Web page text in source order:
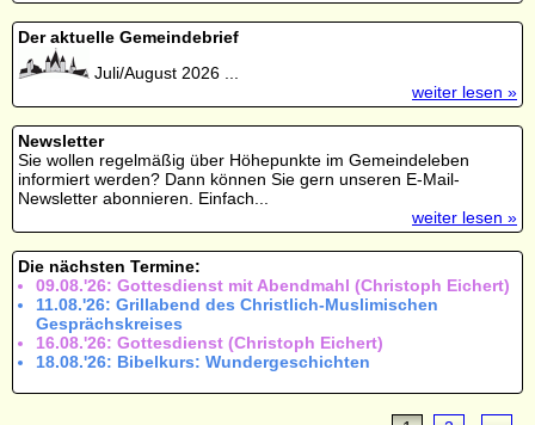
Der aktuelle Gemeindebrief
Juli/August 2026 ...
weiter lesen »
Newsletter
Sie wollen regelmäßig über Höhepunkte im Gemeindeleben
informiert werden? Dann können Sie gern unseren E-Mail-
Newsletter abonnieren. Einfach...
weiter lesen »
Die nächsten Termine:
09.08.'26: Gottesdienst mit Abendmahl (Christoph Eichert)
11.08.'26: Grillabend des Christlich-Muslimischen
Gesprächskreises
16.08.'26: Gottesdienst (Christoph Eichert)
18.08.'26: Bibelkurs: Wundergeschichten